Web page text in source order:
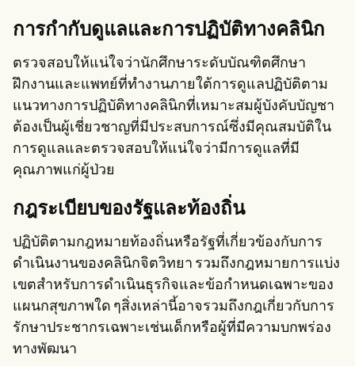
การกำกับดูแลและการปฏิบัติทางคลินิก
ตรวจสอบให้แน่ใจว่านักศึกษาระดับบัณฑิตศึกษา
ฝึกงานและแพทย์ที่ทำงานภายใต้การดูแลปฏิบัติตาม
แนวทางการปฏิบัติทางคลินิกที่เหมาะสมผู้บังคับบัญชา
ต้องเป็นผู้เชี่ยวชาญที่มีประสบการณ์ซึ่งมีคุณสมบัติใน
การดูแลและตรวจสอบให้แน่ใจว่ามีการดูแลที่มี
คุณภาพแก่ผู้ป่วย
กฎระเบียบของรัฐและท้องถิ่น
ปฏิบัติตามกฎหมายท้องถิ่นหรือรัฐที่เกี่ยวข้องกับการ
ดำเนินงานของคลินิกจิตวิทยา รวมถึงกฎหมายการแบ่ง
เขตสำหรับการดำเนินธุรกิจและข้อกำหนดเฉพาะของ
แผนกสุขภาพใด ๆสิ่งเหล่านี้อาจรวมถึงกฎเกี่ยวกับการ
รักษาประชากรเฉพาะเช่นเด็กหรือผู้ที่มีความบกพร่อง
ทางพัฒนา